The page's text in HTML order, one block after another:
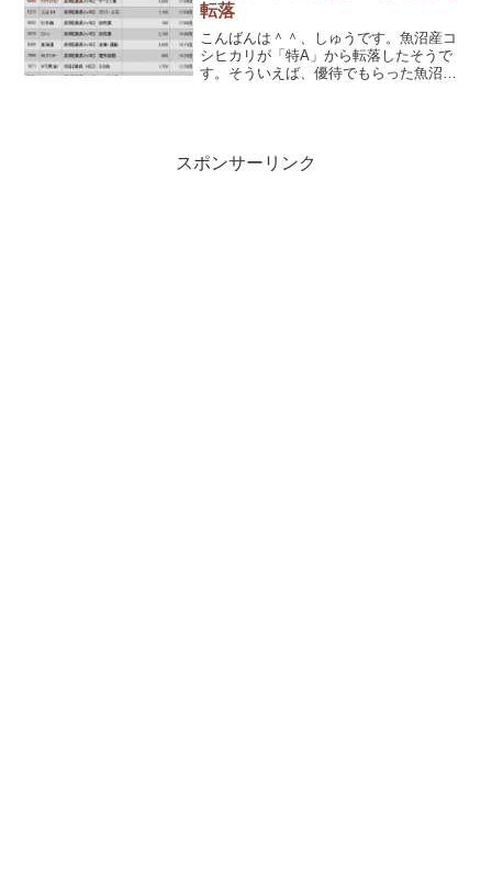
転落
こんばんは＾＾、しゅうです。魚沼産コ
シヒカリが「特A」から転落したそうで
す。そういえば、優待でもらった魚沼産
スポンサーリンク